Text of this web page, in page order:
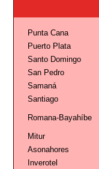
Punta Cana
Puerto Plata
Santo Domingo
San Pedro
Samaná
Santiago
Romana-Bayahíbe
Mitur
Asonahores
Inverotel